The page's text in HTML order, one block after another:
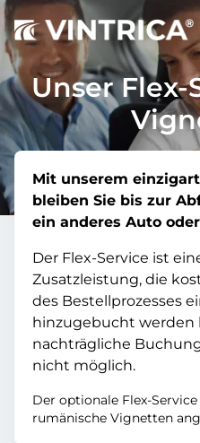
Unser Flex-
Mit unserem
bleiben Sie bis zur
ein anderes Auto
Der Flex-Service ist
Zusatzleistung, die
des Bestellprozesses
hinzugebucht werden
nachträgliche
nicht möglich.
Der optionale Flex-
rumänische Vignetten